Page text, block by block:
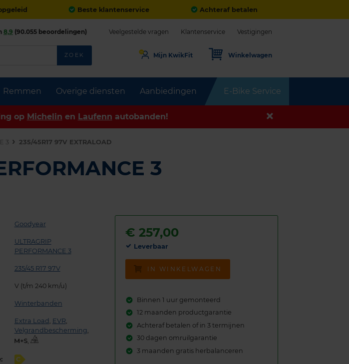
Beste klantenservice Achteraf betalen
Remmen Overige diensten Aanbiedingen E-Bike Service
8,9 (90.055 beoordelingen) Veelgestelde vragen Klantenservice Vestigingen
ZOEK Mijn KwikFit Winkelwagen
op Michelin en Laufenn autobanden!
3 235/45R17 97V EXTRALOAD
3
Goodyear
ULTRAGRIP
PERFORMANCE 3
235/45 R17 97V
V (t/m 240 km/u)
Winterbanden
Extra Load , EVR,
Velgrandbescherming,
,
C
€257,00
Leverbaar
IN WINKELWAGEN
Binnen 1 uur gemonteerd
12 maanden productgarantie
Achteraf betalen of in 3 termijnen
30 dagen omruilgarantie
3 maanden gratis herbalanceren